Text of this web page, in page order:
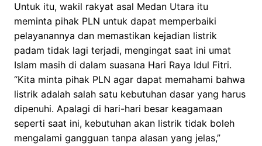
Untuk itu, wakil rakyat asal Medan Utara itu
meminta pihak PLN untuk dapat memperbaiki
pelayanannya dan memastikan kejadian listrik
padam tidak lagi terjadi, mengingat saat ini umat
Islam masih di dalam suasana Hari Raya Idul Fitri.
“Kita minta pihak PLN agar dapat memahami bahwa
listrik adalah salah satu kebutuhan dasar yang harus
dipenuhi. Apalagi di hari-hari besar keagamaan
seperti saat ini, kebutuhan akan listrik tidak boleh
mengalami gangguan tanpa alasan yang jelas,”